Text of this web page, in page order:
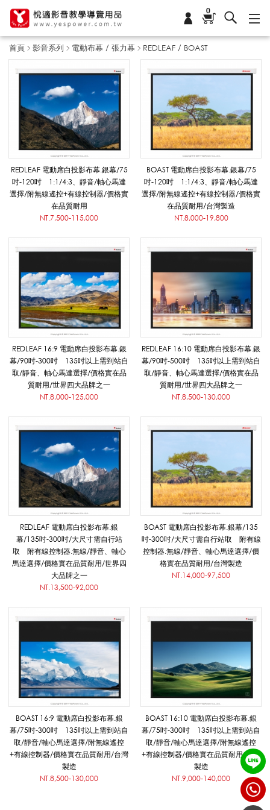
0
首頁 影音系列 電動布幕 / 張力幕 REDLEAF / BOAST
R
D
E
A
F
/
B
O
A
S
T
電
動
REDLEAF 電動席白投影布幕.銀幕/75
吋-120吋 1:1/4:3、靜音/軸心馬達
選擇/附無線遙控+有線控制器/價格實
在品質耐用
NT.7,500-115,000
BOAST 電動席白投影布幕.銀幕/75
吋-120吋 1:1/4:3、靜音/軸心馬達
選擇/附無線遙控+有線控制器/價格實
在品質耐用/台灣製造
NT.8,000-19,800
REDLEAF 16:9 電動席白投影布幕.銀
幕/90吋-300吋 135吋以上需到站自
取/靜音、軸心馬達選擇/價格實在品
質耐用/世界四大品牌之一
NT.8,000-125,000
REDLEAF 16:10 電動席白投影布幕.銀
幕/90吋-500吋 135吋以上需到站自
取/靜音、軸心馬達選擇/價格實在品
質耐用/世界四大品牌之一
NT.8,500-130,000
REDLEAF 電動席白投影布幕.銀
幕/135吋-300吋/大尺寸需自行站
取 附有線控制器.無線/靜音、軸心
馬達選擇/價格實在品質耐用/世界四
大品牌之一
NT.13,500-92,000
BOAST 電動席白投影布幕.銀幕/135
吋-300吋/大尺寸需自行站取 附有線
控制器.無線/靜音、軸心馬達選擇/價
格實在品質耐用/台灣製造
NT.14,000-97,500
BOAST 16:9 電動席白投影布幕.銀
幕/75吋-300吋 135吋以上需到站自
取/靜音/軸心馬達選擇/附無線遙控
+有線控制器/價格實在品質耐用/台灣
製造
NT.8,500-130,000
BOAST 16:10 電動席白投影布幕.銀
幕/75吋-300吋 135吋以上需到站自
取/靜音/軸心馬達選擇/附無線遙控
+有線控制器/價格實在品質耐用/台灣
製造
NT.9,000-140,000